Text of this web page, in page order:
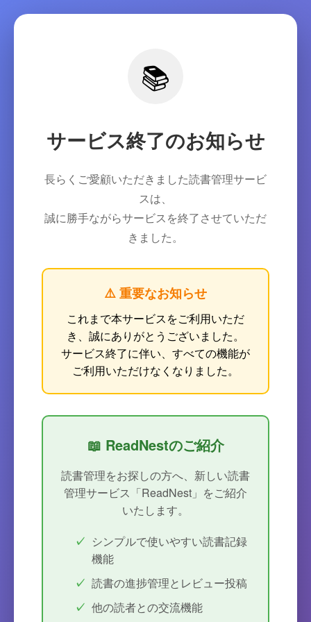
📚
サービス終了のお知らせ
長らくご愛顧いただきました読書管理サービ
スは、
誠に勝手ながらサービスを終了させていただ
きました。
⚠️ 重要なお知らせ
これまで本サービスをご利用いただ
き、誠にありがとうございました。
サービス終了に伴い、すべての機能が
ご利用いただけなくなりました。
📖 ReadNestのご紹介
読書管理をお探しの方へ、新しい読書
管理サービス「ReadNest」をご紹介
いたします。
シンプルで使いやすい読書記録
機能
読書の進捗管理とレビュー投稿
他の読者との交流機能